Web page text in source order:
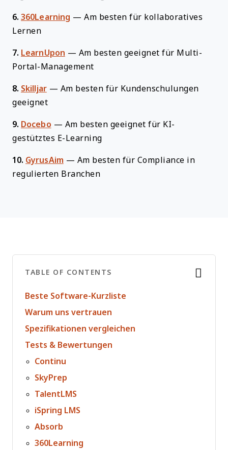
6. 360Learning —Am besten für kollaboratives
Lernen
7. LearnUpon — Am besten geeignet für Multi-
Portal-Management
8. Skilljar — Am besten für Kundenschulungen
geeignet
9. Docebo — Am besten geeignet für KI-
gestütztes E-Learning
10. GyrusAim — Am besten für Compliance in
regulierten Branchen
TABLE OF CONTENTS
Beste Software-Kurzliste
Warum uns vertrauen
Spezifikationen vergleichen
Tests & Bewertungen
Continu
SkyPrep
TalentLMS
iSpring LMS
Absorb
360Learning